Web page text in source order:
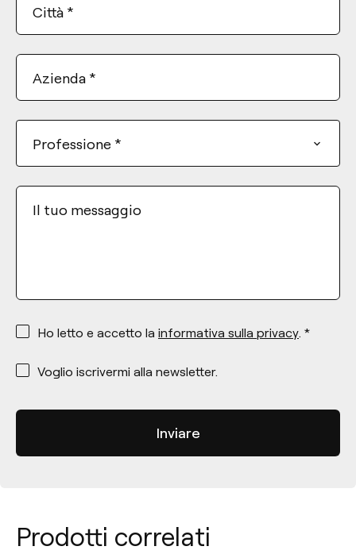
Città *
Azienda *
Professione *
Il tuo messaggio
*
Ho letto e accetto la informativa sulla privacy. *
*
Voglio iscrivermi alla newsletter.
Prodotti correlati